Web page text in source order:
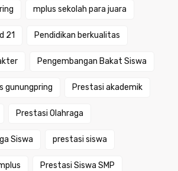
mplus sekolah para juara
21 Pendidikan berkualitas
Pengembangan Bakat Siswa
gunungpring Prestasi akademik
Prestasi Olahraga
Siswa prestasi siswa
Prestasi Siswa SMP